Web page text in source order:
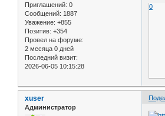
Приглашений: 0
Сообщений: 1887
Уважение: +855
Позитив: +354
Провел на форуме:
2 месяца 0 дней
Последний визит:
2026-06-05 10:15:28
0
xuser
Администратор